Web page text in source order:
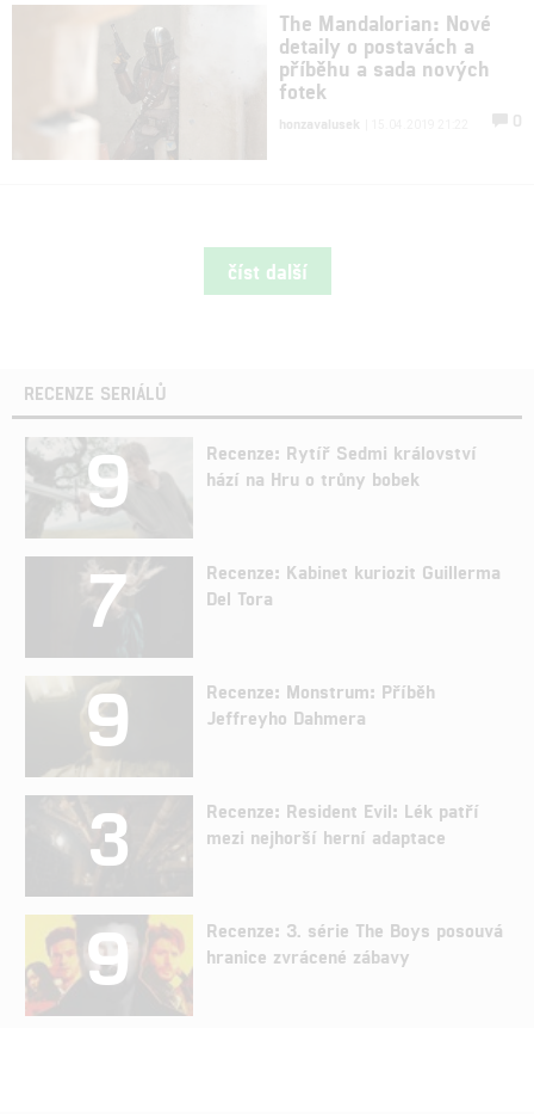
The Mandalorian: Nové
detaily o postavách a
příběhu a sada nových
fotek
honzavalusek 0
číst další
RECENZE SERIÁLŮ
9
Recenze: Rytíř Sedmi království
hází na Hru o trůny bobek
7
Recenze: Kabinet kuriozit Guillerma
Del Tora
9
Recenze: Monstrum: Příběh
Jeffreyho Dahmera
3
Recenze: Resident Evil: Lék patří
mezi nejhorší herní adaptace
9
Recenze: 3. série The Boys posouvá
hranice zvrácené zábavy